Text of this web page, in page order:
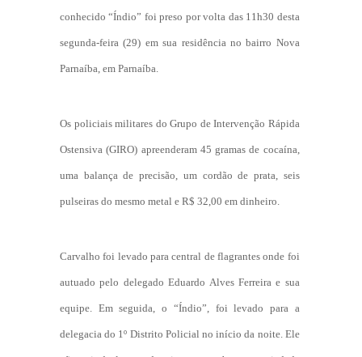
conhecido “Índio” foi preso por volta das 11h30 desta
segunda-feira (29) em sua residência no bairro Nova
Parnaíba, em Parnaíba.
Os policiais militares do Grupo de Intervenção Rápida
Ostensiva (GIRO) apreenderam 45 gramas de cocaína,
uma balança de precisão, um cordão de prata, seis
pulseiras do mesmo metal e R$ 32,00 em dinheiro.
Carvalho foi levado para central de flagrantes onde foi
autuado pelo delegado Eduardo Alves Ferreira e sua
equipe. Em seguida, o “Índio”, foi levado para a
delegacia do 1º Distrito Policial no início da noite. Ele